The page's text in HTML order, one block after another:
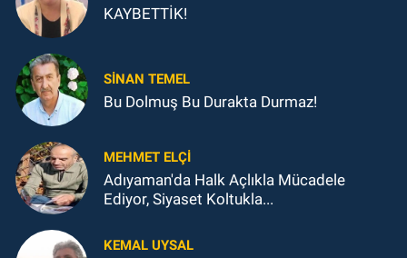
KAYBETTİK!
SINAN TEMEL
Bu Dolmuş Bu Durakta Durmaz!
MEHMET ELÇI
Adıyaman'da Halk Açlıkla Mücadele
Ediyor, Siyaset Koltukla...
KEMAL UYSAL